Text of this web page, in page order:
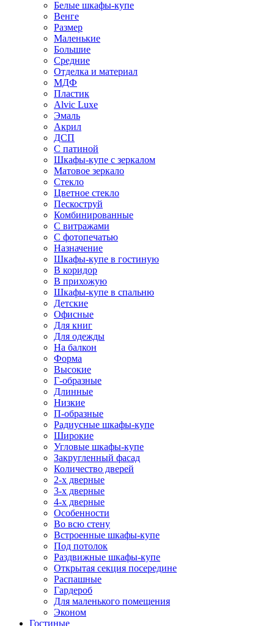
Белые шкафы-купе
Венге
Размер
Маленькие
Большие
Средние
Отделка и материал
МДФ
Пластик
Alvic Luxe
Эмаль
Акрил
ДСП
С патиной
Шкафы-купе с зеркалом
Матовое зеркало
Стекло
Цветное стекло
Пескоструй
Комбинированные
С витражами
С фотопечатью
Назначение
Шкафы-купе в гостиную
В коридор
В прихожую
Шкафы-купе в спальню
Детские
Офисные
Для книг
Для одежды
На балкон
Форма
Высокие
Г-образные
Длинные
Низкие
П-образные
Радиусные шкафы-купе
Широкие
Угловые шкафы-купе
Закругленный фасад
Количество дверей
2-х дверные
3-х дверные
4-х дверные
Особенности
Во всю стену
Встроенные шкафы-купе
Под потолок
Раздвижные шкафы-купе
Открытая секция посередине
Распашные
Гардероб
Для маленького помещения
Эконом
Гостиные